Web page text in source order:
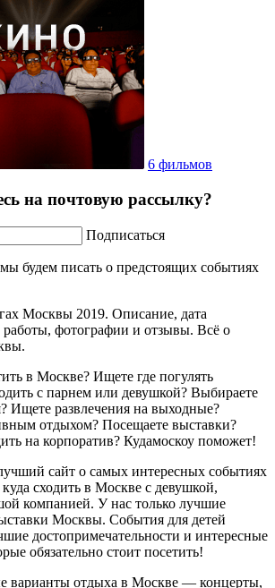
6 фильмов
на почтовую рассылку?
Подписаться
будем писать о предстоящих событиях
Москвы 2019. Описание, дата
фотографии и отзывы. Всё о
в Москве? Ищете где погулять
с парнем или девушкой? Выбираете
Ищете развлечения на выходные?
отдыхом? Посещаете выставки?
на корпоратив? Кудамоскоу поможет!
сайт о самых интересных событиях
сходить в Москве с девушкой,
компанией. У нас только лучшие
Москвы. События для детей
достопримечательности и интересные
обязательно стоит посетить!
варианты отдыха в Москве — концерты,